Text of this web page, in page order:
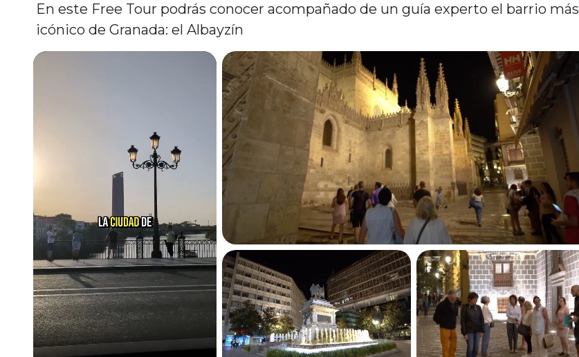
En este Free Tour podrás conocer acompañado de un guía experto el barrio más
icónico de Granada: el Albayzín